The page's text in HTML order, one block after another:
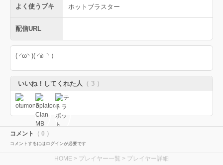
よく使うブキ ホットブラスター
配信URL
( ◜ω◝ )( ◜௰◝ ）
いいね！してくれた人 （ 3 ）
コメント （ 0 ）
コメントするにはログインが必要です
HOME > プレイヤー一覧 > プレイヤー詳細